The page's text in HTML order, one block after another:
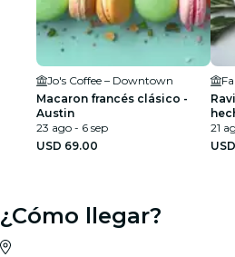
Jo's Coffee – Downtown
Macaron francés clásico -
Austin
23 ago - 6 sep
USD 69.00
21
¿Cómo llegar?